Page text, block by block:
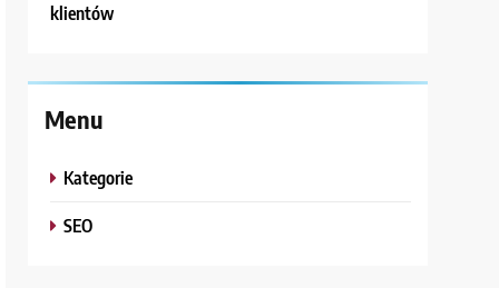
klientów
Menu
Kategorie
SEO